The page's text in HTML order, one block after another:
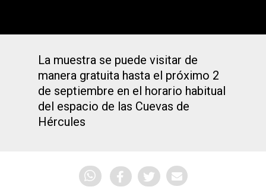
La muestra se puede visitar de
manera gratuita hasta el próximo 2
de septiembre en el horario habitual
del espacio de las Cuevas de
Hércules